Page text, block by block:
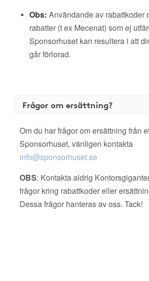
Obs: Användande av rabattkoder
rabatter (t ex Mecenat) som ej
Sponsorhuset kan resultera i att
går förlorad.
Frågor om ersättning?
Om du har frågor om ersättning från
Sponsorhuset, vänligen kontakta
info@sponsorhuset.se
OBS: Kontakta aldrig
frågor kring rabattkoder eller
Dessa frågor hanteras av oss. Tack!